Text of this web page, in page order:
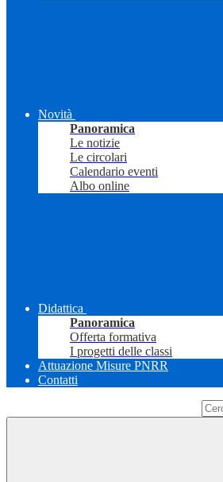
Novità
Panoramica
Le notizie
Le circolari
Calendario eventi
Albo online
Didattica
Panoramica
Offerta formativa
I progetti delle classi
Attuazione Misure PNRR
Contatti